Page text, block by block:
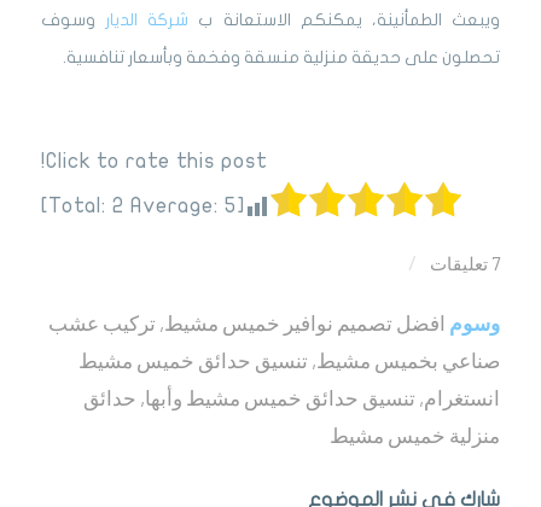
ويبعث الطمأنينة، يمكنكم الاستعانة ب شركة الديار وسوف
تحصلون على حديقة منزلية منسقة وفخمة وبأسعار تنافسية.
Click to rate this post!
[Total:
2 Average: 5
]
7 تعليقات /
وسوم افضل تصميم نوافير خميس مشيط , تركيب عشب
صناعي بخميس مشيط , تنسيق حدائق خميس مشيط
انستغرام, تنسيق حدائق خميس مشيط وأبها, حدائق
منزلية خميس مشيط
شارك في نشر الموضوع